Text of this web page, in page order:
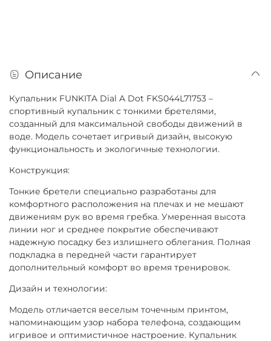
Описание
Купальник FUNKITA Dial A Dot FKS044L71753 –
спортивный купальник с тонкими бретелями,
созданный для максимальной свободы движений в
воде. Модель сочетает игривый дизайн, высокую
функциональность и экологичные технологии.
Конструкция:
Тонкие бретели специально разработаны для
комфортного расположения на плечах и не мешают
движениям рук во время гребка. Умеренная высота
линии ног и среднее покрытие обеспечивают
надежную посадку без излишнего облегания. Полная
подкладка в передней части гарантирует
дополнительный комфорт во время тренировок.
Дизайн и технологии:
Модель отличается веселым точечным принтом,
напоминающим узор набора телефона, создающим
игривое и оптимистичное настроение. Купальник